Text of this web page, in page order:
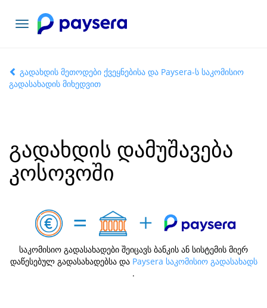
ნავიგაციის
გადართვა
გადახდის მეთოდები ქვეყნებისა და Paysera-ს საკომისიო
გადასახადის მიხედვით
გადახდის დამუშავება
კოსოვოში
საკომისიო გადასახადები შეიცავს ბანკის ან სისტემის მიერ
დაწესებულ გადასახადებსა და Paysera საკომისიო გადასახადს
.